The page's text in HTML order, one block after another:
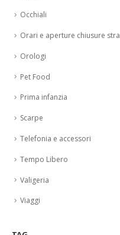
Occhiali
Orari e aperture chiusure
Orologi
Pet Food
Prima infanzia
Scarpe
Telefonia e accessori
Tempo Libero
Valigeria
Viaggi